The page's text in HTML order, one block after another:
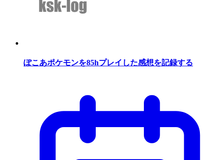
ぽこあポケモンを85hプレイした感想を記録する